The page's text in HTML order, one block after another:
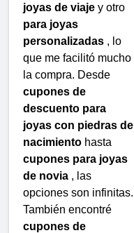
joyas de viaje y otro
para joyas
personalizadas , lo
que me facilitó mucho
la compra. Desde
cupones de
descuento para
joyas con piedras de
nacimiento hasta
cupones para joyas
de novia , las
opciones son infinitas.
También encontré
cupones de